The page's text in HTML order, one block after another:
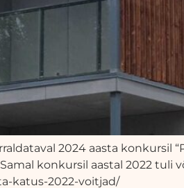
2024 aasta konkursil
konkursil aastal 2022 tuli
katus-2022-voitjad/